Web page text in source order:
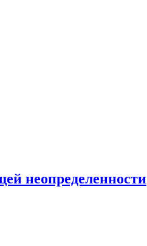
неопределенности